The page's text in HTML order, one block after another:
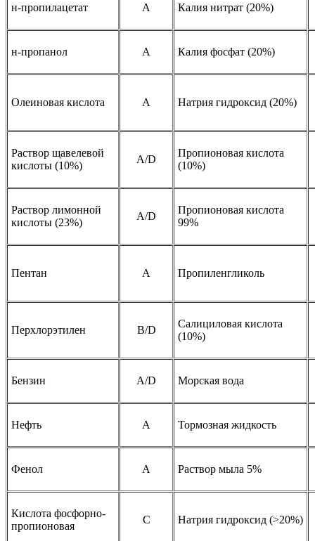
н-пропилацетат A Калия нитрат (20%)
н-пропанол A Калия фосфат (20%)
Олеиновая кислота A Натрия гидроксид (20%)
Раствор щавелевой
кислоты (10%)
А/D
Пропионовая кислота
(10%)
Раствор лимонной
кислоты (23%)
А/D
Пропионовая кислота
99%
Пентан A Пропиленгликоль
Перхлорэтилен B/D
Салициловая кислота
(10%)
Бензин A/D Морская вода
Нефть A Тормозная жидкость
Фенол A Раствор мыла 5%
Кислота фосфорно-
пропионовая
C Натрия гидроксид (>20%)